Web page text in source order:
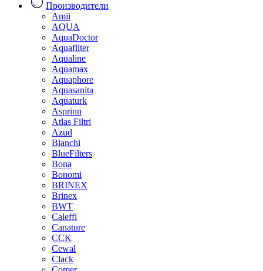
Производители
Amii
AQUA
AquaDoctor
Aquafilter
Aqualine
Aquamax
Aquaphore
Aquasanita
Aquaturk
Asprinn
Atlas Filtri
Azud
Bianchi
BlueFilters
Bona
Bonomi
BRINEX
Brinex
BWT
Caleffi
Canature
CCK
Cewal
Clack